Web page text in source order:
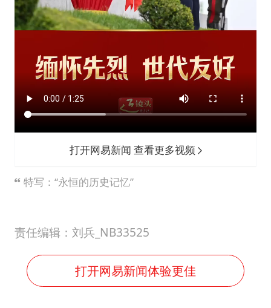
打开网易新闻 查看更多视频
特写：“永恒的历史记忆”
责任编辑：刘兵_NB33525
打开网易新闻体验更佳